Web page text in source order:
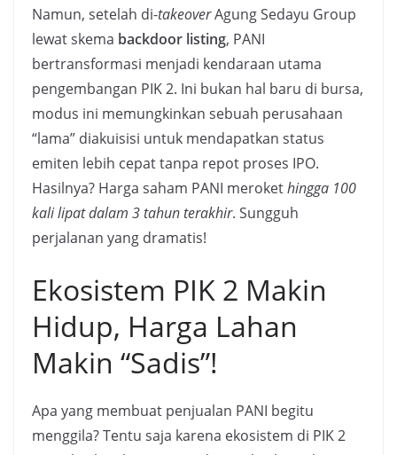
Namun, setelah di-takeoverAgung Sedayu Group
lewat skema backdoor listing, PANI
bertransformasi menjadi kendaraan utama
pengembangan PIK 2. Ini bukan hal baru di bursa,
modus ini memungkinkan sebuah perusahaan
“lama” diakuisisi untuk mendapatkan status
emiten lebih cepat tanpa repot proses IPO.
Hasilnya? Harga saham PANI merokethingga 100
kali lipat dalam 3 tahun terakhir. Sungguh
perjalanan yang dramatis!
Ekosistem PIK 2 Makin
Hidup, Harga Lahan
Makin “Sadis”!
Apa yang membuat penjualan PANI begitu
menggila? Tentu saja karena ekosistem di PIK 2